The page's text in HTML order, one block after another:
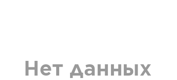
Нет данных